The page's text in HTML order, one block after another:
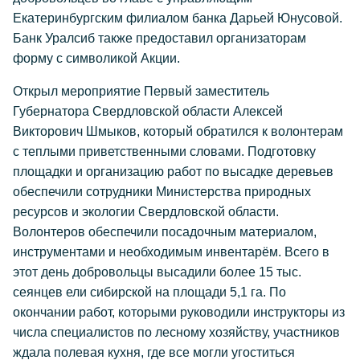
Екатеринбургским филиалом банка Дарьей Юнусовой.
Банк Уралсиб также предоставил организаторам
форму с символикой Акции.
Открыл мероприятие Первый заместитель
Губернатора Свердловской области Алексей
Викторович Шмыков, который обратился к волонтерам
с теплыми приветственными словами. Подготовку
площадки и организацию работ по высадке деревьев
обеспечили сотрудники Министерства природных
ресурсов и экологии Свердловской области.
Волонтеров обеспечили посадочным материалом,
инструментами и необходимым инвентарём. Всего в
этот день добровольцы высадили более 15 тыс.
сеянцев ели сибирской на площади 5,1 га. По
окончании работ, которыми руководили инструкторы из
числа специалистов по лесному хозяйству, участников
ждала полевая кухня, где все могли угоститься